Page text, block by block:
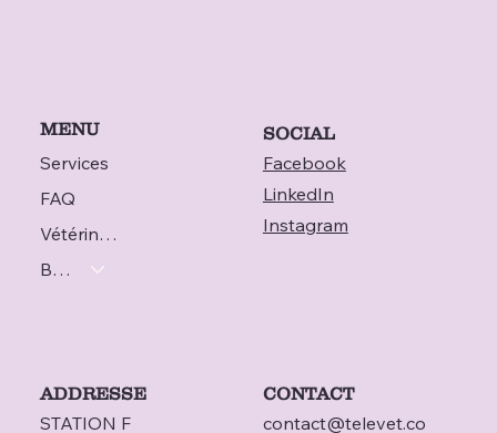
MENU
Services
FAQ
Vétérinaire
Blog
CONTACT
contact@televet.co
ADDRESSE
STATION F
SOCIAL
Facebook
LinkedIn
Instagram